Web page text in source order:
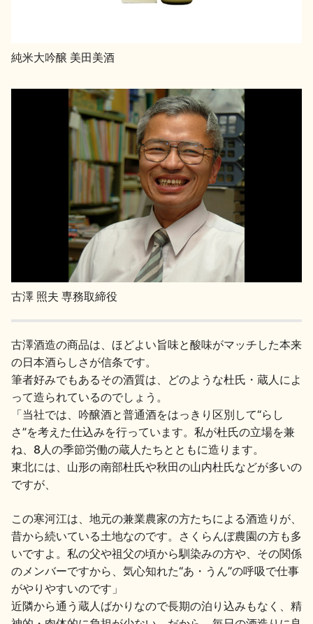
イベント情報
地酒蔵元会WEB展示会 地酒蔵元会利酒会
美味しい地酒の選び方
お問い合わせ
純米大吟醸 美田美酒
古澤 照夫 専務取締役
古澤酒造の商品は、ほどよい旨味と酸味がマッチした本来
の日本酒らしさが信条です。
筆者好みでもあるその酒質は、どのような杜氏・蔵人によ
って造られているのでしょう。
「当社では、吟醸酒と普通酒をはっきり区別して“らし
さ”を考えた仕込みを行っています。私が杜氏の立場を兼
ね、8人の季節労働の蔵人たちとともに造ります。
東北には、山形の南部杜氏や秋田の山内杜氏などが多いの
ですが、
この寒河江は、地元の兼業農家の方たちによる酒造りが、
昔から続いている土地なのです。さくらんぼ農園の方も多
いですよ。私の父や祖父の頃から馴染みの方や、その関係
のメンバーですから、気心知れた“あ・うん”の呼吸で仕事
がやりやすいのです」
近隣から通う蔵人ばかりなので長期の泊り込みもなく、精